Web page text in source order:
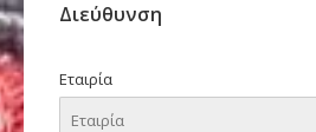
Διεύθυνση
Εταιρία